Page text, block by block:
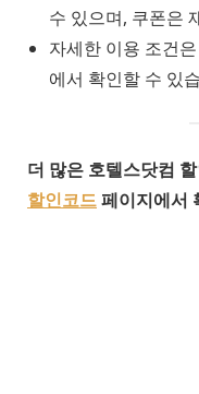
수 있으며, 쿠폰은
자세한 이용 조건
에서 확인할 수 있
더 많은 호텔스닷컴
할인코드페이지에서